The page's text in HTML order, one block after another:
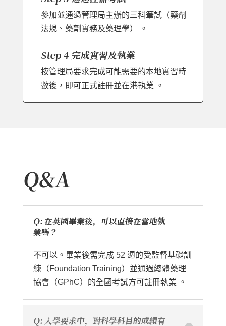
參加並通過管理局主辦的三科筆試（藥劑
法規、藥劑實務及藥理學） 。
Step 4 完成實習及執業
按管理局要求完成可能需要的本地實習時
數後，即可正式註冊並在港執業 。
Q&A
Q: 在英國畢業後，可以直接在當地執
業嗎？
不可以。畢業後需完成 52 週的受監督基礎訓
練（Foundation Training）並通過總體藥理
協會（GPhC）的全國考試方可註冊執業 。
Q: 入學要求中，對科學科目的成績有